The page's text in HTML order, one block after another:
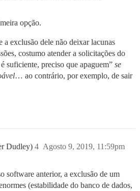
opção.
a exclusão dele não deixar lacunas
costumo atender a solicitações do
suficiente, preciso que apaguem” se
… ao contrário, por exemplo, de sair
Dudley) Agosto 9, 2019, 11:59pm
4
software anterior, a exclusão de um
(estabilidade do banco de dados,